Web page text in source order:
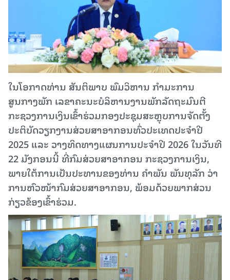
ໃນໂອກາດທ່ານ ສັນຕິພາບ ພົມວິຫານ ກຳມະການ
ສູນກາງພັກ ເລຂາຄະນະບໍລິຫານງານພັກລັດຖະມົນຕີ
ກະຊວງການເງິນເຂົ້າຮ່ວມກອງປະຊຸມສະຫຼຸບການຈັດຕັ້ງ
ປະຕິບັດວຽກງານສ່ວຍສາອາກອນທົ່ວປະເທດປະຈໍາປີ
2025 ແລະ ວາງທິດທາງແຜນການປະຈໍາປີ 2026 ໃນວັນທີ
22 ມັງກອນນີ້ ທີ່ກົມສ່ວຍສາອາກອນ ກະຊວງການເງິນ,
ພາຍໃຕ້ການເປັນປະທານຂອງທ່ານ ຄຳພັນ ພັນທຸລັກ ວ່າ
ການຫົວໜ້າກົມສ່ວຍສາອາກອນ, ພ້ອມດ້ວຍພາກສ່ວນ
ກ່ຽວຂ້ອງເຂົ້າຮ່ວມ.